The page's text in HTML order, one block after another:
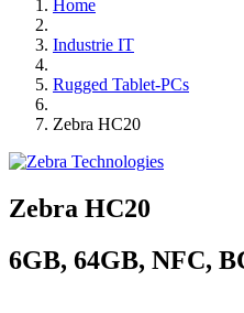
Home
Industrie IT
Rugged Tablet-PCs
Zebra HC20
Zebra HC20
6GB, 64GB, NFC,